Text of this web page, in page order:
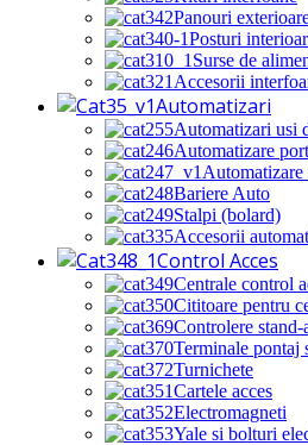
Panouri
Posturi
Surse de
Accesorii
Automatizari
Automatizari usi
Automatizare
Bariere Auto
Stalpi (bolard)
Accesorii
Control Acces
Centrale control
Cititoare pentru
Controlere stand-
Terminale pontaj
Turnichete
Cartele acces
Electromagneti
Yale si bolturi